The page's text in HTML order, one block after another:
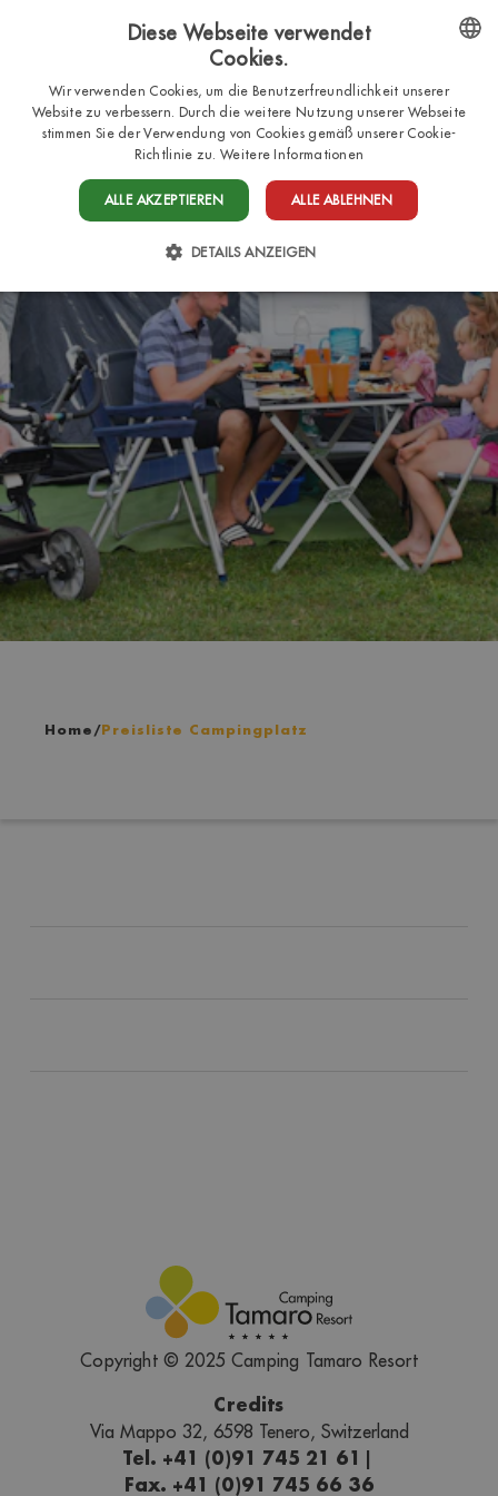
Home /Preisliste Campingplatz
Copyright © 2025 Camping Tamaro Resort
Credits
Via Mappo 32, 6598 Tenero, Switzerland
Tel. +41 (0)91 745 21 61 |
Fax. +41 (0)91 745 66 36
ITALIAN
Diese Webseite verwendet
Cookies.
Wir verwenden Cookies, um die Benutzerfreundlichkeit unserer
Website zu verbessern. Durch die weitere Nutzung unserer Webseite
stimmen Sie der Verwendung von Cookies gemäß unserer Cookie-
Richtlinie zu. Weitere Informationen
ALLE AKZEPTIEREN ALLE ABLEHNEN
DETAILS ANZEIGEN